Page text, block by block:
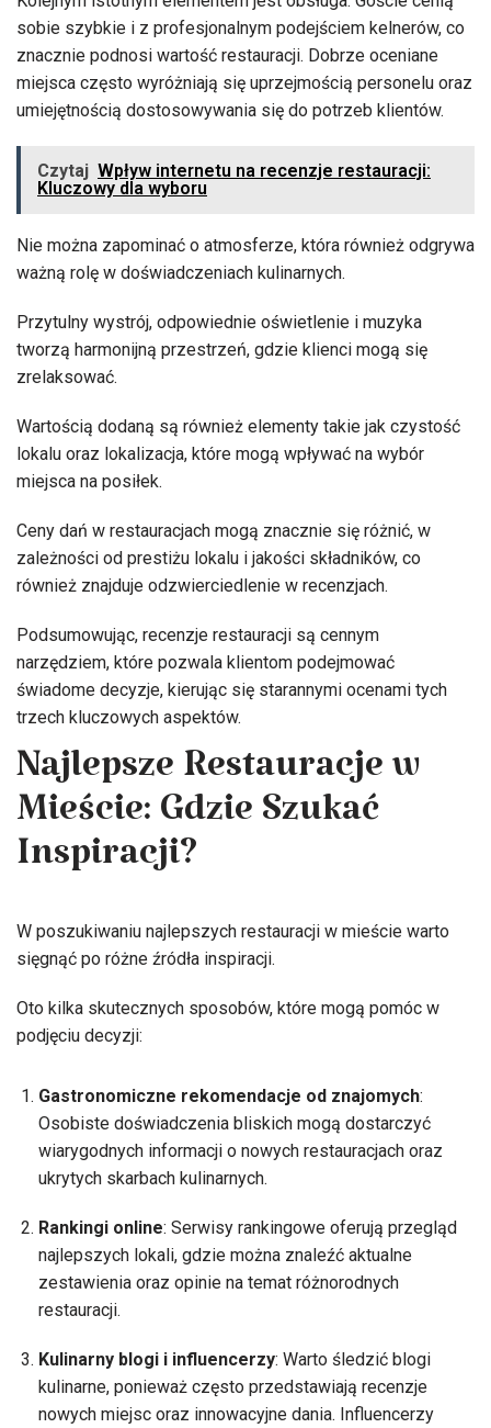
sobie szybkie i z profesjonalnym podejściem kelnerów, co
znacznie podnosi wartość restauracji. Dobrze oceniane
miejsca często wyróżniają się uprzejmością personelu oraz
umiejętnością dostosowywania się do potrzeb klientów.
Czytaj Wpływ internetu na recenzje restauracji:
Kluczowy dla wyboru
Nie można zapominać o atmosferze, która również odgrywa
ważną rolę w doświadczeniach kulinarnych.
Przytulny wystrój, odpowiednie oświetlenie i muzyka
tworzą harmonijną przestrzeń, gdzie klienci mogą się
zrelaksować.
Wartością dodaną są również elementy takie jak czystość
lokalu oraz lokalizacja, które mogą wpływać na wybór
miejsca na posiłek.
Ceny dań w restauracjach mogą znacznie się różnić, w
zależności od prestiżu lokalu i jakości składników, co
również znajduje odzwierciedlenie w recenzjach.
Podsumowując, recenzje restauracji są cennym
narzędziem, które pozwala klientom podejmować
świadome decyzje, kierując się starannymi ocenami tych
trzech kluczowych aspektów.
Najlepsze Restauracje w
Mieście: Gdzie Szukać
Inspiracji?
W poszukiwaniu najlepszych restauracji w mieście warto
sięgnąć po różne źródła inspiracji.
Oto kilka skutecznych sposobów, które mogą pomóc w
podjęciu decyzji:
Gastronomiczne rekomendacje od znajomych:
Osobiste doświadczenia bliskich mogą dostarczyć
wiarygodnych informacji o nowych restauracjach oraz
ukrytych skarbach kulinarnych.
Rankingi online: Serwisy rankingowe oferują przegląd
najlepszych lokali, gdzie można znaleźć aktualne
zestawienia oraz opinie na temat różnorodnych
restauracji.
Kulinarny blogi i influencerzy: Warto śledzić blogi
kulinarne, ponieważ często przedstawiają recenzje
nowych miejsc oraz innowacyjne dania. Influencerzy